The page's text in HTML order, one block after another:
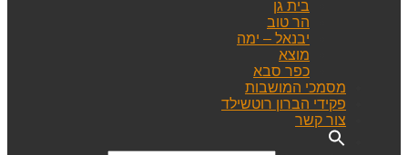
בית גן
הר טוב
יבנאל – ימה
מוצא
כפר סבא
מסמכי המושבות
פקידי הברון רוטשילד
צור קשר